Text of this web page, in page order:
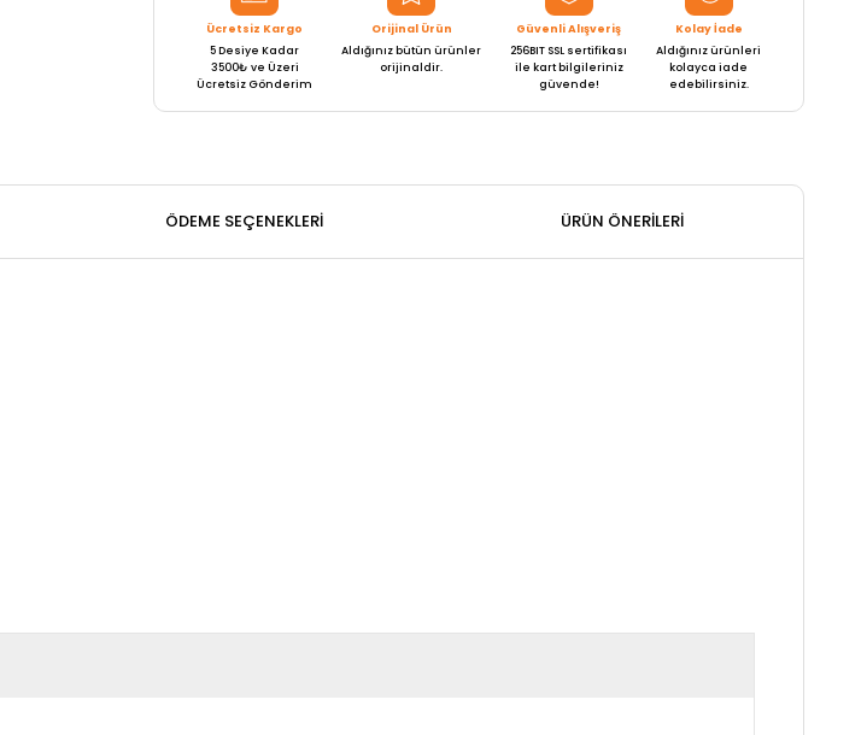
Ücretsiz Kargo
5 Desiye Kadar
3500₺ ve Üzeri
Ücretsiz Gönderim
Orijinal Ürün
Aldığınız bütün ürünler
orijinaldir.
Güvenli Alışveriş
256BIT SSL sertifikası
ile kart bilgileriniz
güvende!
Kolay İade
Aldığınız ürünleri
kolayca iade
edebilirsiniz.
ÖDEME SEÇENEKLERI ÜRÜN ÖNERILERI